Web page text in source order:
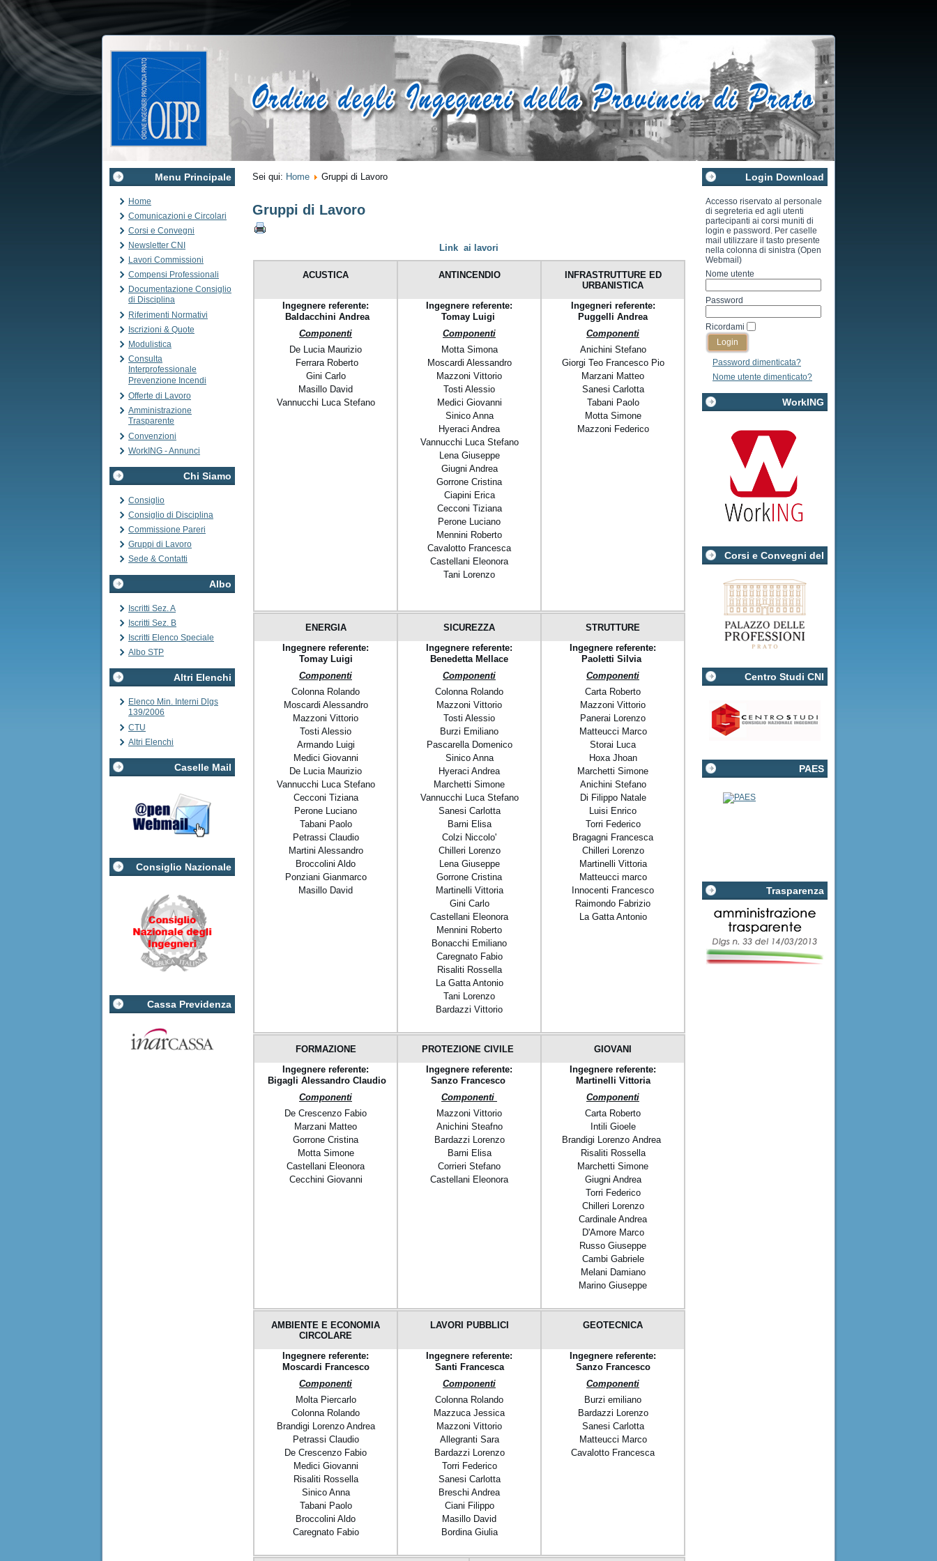
Menu Principale
Home
Comunicazioni e Circolari
Corsi e Convegni
Newsletter CNI
Lavori Commissioni
Compensi Professionali
Documentazione Consiglio
di Disciplina
Riferimenti Normativi
Iscrizioni & Quote
Modulistica
Consulta
Interprofessionale
Prevenzione Incendi
Offerte di Lavoro
Amministrazione
Trasparente
Convenzioni
WorkING - Annunci
Chi Siamo
Consiglio
Consiglio di Disciplina
Commissione Pareri
Gruppi di Lavoro
Sede & Contatti
Albo
Iscritti Sez. A
Iscritti Sez. B
Iscritti Elenco Speciale
Albo STP
Altri Elenchi
Elenco Min. Interni Dlgs
139/2006
CTU
Altri Elenchi
Caselle Mail
Consiglio Nazionale
Cassa Previdenza
Sei qui: Home Gruppi di Lavoro
Gruppi di Lavoro
Link ai lavori
ACUSTICA ANTINCENDIO
INFRASTRUTTURE ED
URBANISTICA
Ingegnere referente:
Baldacchini Andrea
Ingegnere referente:
Tomay Luigi
Ingegneri referente:
Puggelli Andrea
Componenti
Componenti
Componenti
De Lucia Maurizio
Ferrara Roberto
Gini Carlo
Masillo David
Vannucchi Luca Stefano
Motta Simona
Moscardi Alessandro
Mazzoni Vittorio
Tosti Alessio
Medici Giovanni
Sinico Anna
Hyeraci Andrea
Vannucchi Luca Stefano
Lena Giuseppe
Giugni Andrea
Gorrone Cristina
Ciapini Erica
Cecconi Tiziana
Perone Luciano
Mennini Roberto
Cavalotto Francesca
Castellani Eleonora
Tani Lorenzo
Anichini Stefano
Giorgi Teo Francesco Pio
Marzani Matteo
Sanesi Carlotta
Tabani Paolo
Motta Simone
Mazzoni Federico
ENERGIA SICUREZZA
STRUTTURE
Ingegnere referente:
Tomay Luigi
Ingegnere referente:
Benedetta Mellace
Ingegnere referente:
Paoletti Silvia
Componenti
Componenti
Componenti
Colonna Rolando
Moscardi Alessandro
Mazzoni Vittorio
Tosti Alessio
Armando Luigi
Medici Giovanni
De Lucia Maurizio
Vannucchi Luca Stefano
Cecconi Tiziana
Perone Luciano
Tabani Paolo
Petrassi Claudio
Martini Alessandro
Broccolini Aldo
Ponziani Gianmarco
Masillo David
Colonna Rolando
Mazzoni Vittorio
Tosti Alessio
Burzi Emiliano
Pascarella Domenico
Sinico Anna
Hyeraci Andrea
Marchetti Simone
Vannucchi Luca Stefano
Sanesi Carlotta
Barni Elisa
Colzi Niccolo'
Chilleri Lorenzo
Lena Giuseppe
Gorrone Cristina
Martinelli Vittoria
Gini Carlo
Castellani Eleonora
Mennini Roberto
Bonacchi Emiliano
Caregnato Fabio
Risaliti Rossella
La Gatta Antonio
Tani Lorenzo
Bardazzi Vittorio
Carta Roberto
Mazzoni Vittorio
Panerai Lorenzo
Matteucci Marco
Storai Luca
Hoxa Jhoan
Marchetti Simone
Anichini Stefano
Di Filippo Natale
Luisi Enrico
Torri Federico
Bragagni Francesca
Chilleri Lorenzo
Martinelli Vittoria
Matteucci marco
Innocenti Francesco
Raimondo Fabrizio
La Gatta Antonio
FORMAZIONE PROTEZIONE CIVILE
GIOVANI
Ingegnere referente:
Bigagli Alessandro Claudio
Ingegnere referente:
Sanzo Francesco
Ingegnere referente:
Martinelli Vittoria
Componenti
Componenti
Componenti
De Crescenzo Fabio
Marzani Matteo
Gorrone Cristina
Motta Simone
Castellani Eleonora
Cecchini Giovanni
Mazzoni Vittorio
Anichini Steafno
Bardazzi Lorenzo
Barni Elisa
Corrieri Stefano
Castellani Eleonora
Carta Roberto
Intili Gioele
Brandigi Lorenzo Andrea
Risaliti Rossella
Marchetti Simone
Giugni Andrea
Torri Federico
Chilleri Lorenzo
Cardinale Andrea
D'Amore Marco
Russo Giuseppe
Cambi Gabriele
Melani Damiano
Marino Giuseppe
AMBIENTE E ECONOMIA
CIRCOLARE
LAVORI PUBBLICI GEOTECNICA
Ingegnere referente:
Moscardi Francesco
Ingegnere referente:
Santi Francesca
Ingegnere referente:
Sanzo Francesco
Componenti
Componenti
Componenti
Molta Piercarlo
Colonna Rolando
Brandigi Lorenzo Andrea
Petrassi Claudio
De Crescenzo Fabio
Medici Giovanni
Risaliti Rossella
Sinico Anna
Tabani Paolo
Broccolini Aldo
Caregnato Fabio
Colonna Rolando
Mazzuca Jessica
Mazzoni Vittorio
Allegranti Sara
Bardazzi Lorenzo
Torri Federico
Sanesi Carlotta
Breschi Andrea
Ciani Filippo
Masillo David
Bordina Giulia
Burzi emiliano
Bardazzi Lorenzo
Sanesi Carlotta
Matteucci Marco
Cavalotto Francesca
Login Download
Accesso riservato al personale
di segreteria ed agli utenti
partecipanti ai corsi muniti di
login e password. Per caselle
mail utilizzare il tasto presente
nella colonna di sinistra (Open
Webmail)
Nome utente
Password
Ricordami
Password dimenticata?
Nome utente dimenticato?
WorkING
Corsi e Convegni del
Centro Studi CNI
PAES
Trasparenza